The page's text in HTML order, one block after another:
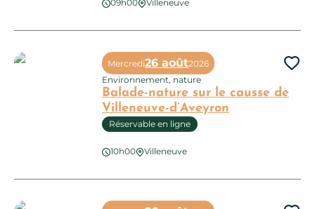
09h00 Villeneuve
Balade-nature sur le causse de
Villeneuve-d’Aveyron
Réservable en ligne
10h00 Villeneuve
Mercredi26 août2026
Environnement, nature
Balade-nature sur le causse de Villeneuve-d’Aveyron